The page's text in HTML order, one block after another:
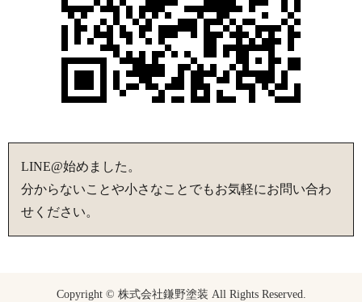
LINE@始めました。
分からないことや小さなことでもお気軽にお問い合わ
せください。
Copyright © 株式会社鎌野塗装 All Rights Reserved.